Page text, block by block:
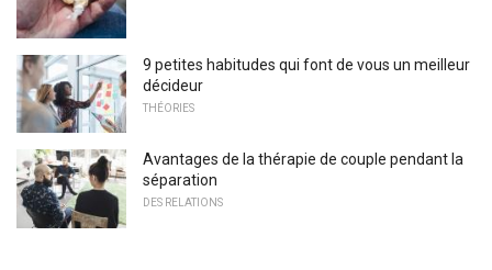
9 petites habitudes qui font de vous un meilleur
décideur
THÉORIES
Avantages de la thérapie de couple pendant la
séparation
DES RELATIONS